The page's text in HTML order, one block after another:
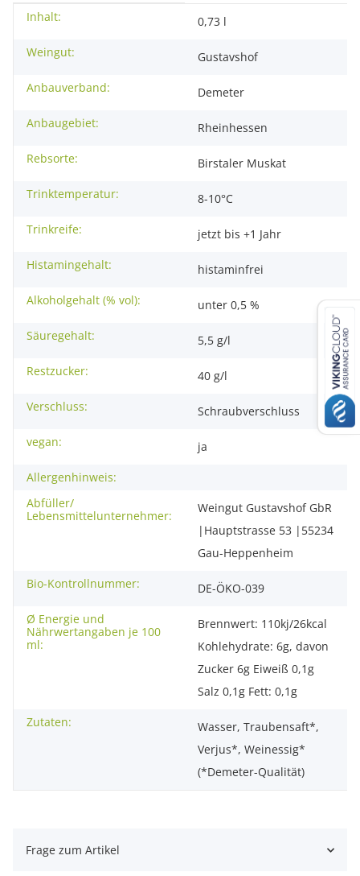
Produkteigenschaft
Wert
Inhalt:
0,73 l
Weingut:
Gustavshof
Anbauverband:
Demeter
Anbaugebiet:
Rheinhessen
Rebsorte:
Birstaler Muskat
Trinktemperatur:
8-10°C
Trinkreife:
jetzt bis +1 Jahr
Histamingehalt:
histaminfrei
Alkoholgehalt (% vol):
unter 0,5 %
Säuregehalt:
5,5 g/l
Restzucker:
40 g/l
Verschluss:
Schraubverschluss
vegan:
ja
Allergenhinweis:
Abfüller/
Lebensmittelunternehmer:
Weingut Gustavshof GbR
|Hauptstrasse 53 |55234
Gau-Heppenheim
Bio-Kontrollnummer:
DE-ÖKO-039
Ø Energie und
Nährwertangaben je 100
ml:
Brennwert: 110kj/26kcal
Kohlehydrate: 6g, davon
Zucker 6g Eiweiß 0,1g
Salz 0,1g Fett: 0,1g
Zutaten:
Wasser, Traubensaft*,
Verjus*, Weinessig*
(*Demeter-Qualität)
Frage zum Artikel